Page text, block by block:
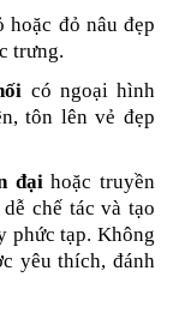
đỏ nâu đẹp
trưng.
có ngoại hình
tôn lên vẻ đẹp
đạihoặc truyền
chế tác và tạo
phức tạp. Không
yêu thích, đánh